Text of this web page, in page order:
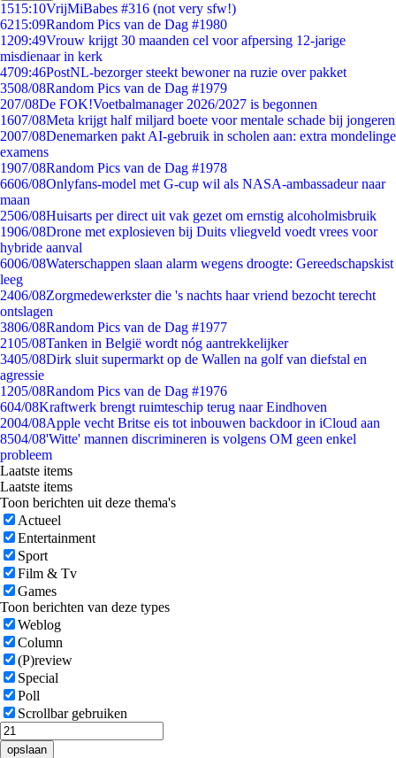
1515:10VrijMiBabes #316 (not very sfw!)
6215:09Random Pics van de Dag #1980
1209:49Vrouw krijgt 30 maanden cel voor afpersing 12-jarige
misdienaar in kerk
4709:46PostNL-bezorger steekt bewoner na ruzie over pakket
3508/08Random Pics van de Dag #1979
207/08De FOK!Voetbalmanager 2026/2027 is begonnen
1607/08Meta krijgt half miljard boete voor mentale schade bij jongeren
2007/08Denemarken pakt AI-gebruik in scholen aan: extra mondelinge
examens
1907/08Random Pics van de Dag #1978
6606/08Onlyfans-model met G-cup wil als NASA-ambassadeur naar
maan
2506/08Huisarts per direct uit vak gezet om ernstig alcoholmisbruik
1906/08Drone met explosieven bij Duits vliegveld voedt vrees voor
hybride aanval
6006/08Waterschappen slaan alarm wegens droogte: Gereedschapskist
leeg
2406/08Zorgmedewerkster die 's nachts haar vriend bezocht terecht
ontslagen
3806/08Random Pics van de Dag #1977
2105/08Tanken in België wordt nóg aantrekkelijker
3405/08Dirk sluit supermarkt op de Wallen na golf van diefstal en
agressie
1205/08Random Pics van de Dag #1976
604/08Kraftwerk brengt ruimteschip terug naar Eindhoven
2004/08Apple vecht Britse eis tot inbouwen backdoor in iCloud aan
8504/08'Witte' mannen discrimineren is volgens OM geen enkel
probleem
Laatste items
Laatste items
Toon berichten uit deze thema's
Actueel
Entertainment
Sport
Film & Tv
Games
Toon berichten van deze types
Weblog
Column
(P)review
Special
Poll
Scrollbar gebruiken
opslaan